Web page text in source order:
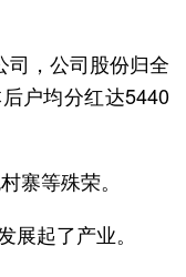
司，公司股份归全
户均分红达5440
寨等殊荣。
起了产业。